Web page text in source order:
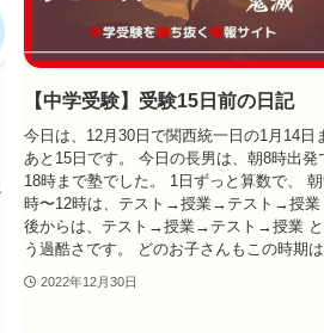
【中学受験】受験15日前の日記
今日は、12月30日で関西統一日の1月14日
あと15日です。 今日の長男は、朝8時出発
18時まで塾でした。 1日ずっと算数で、
時〜12時は、テスト→授業→テスト→授業
後からは、テスト→授業→テスト→授業
う過酷さです。 どのお子さんもこの時期は
2022年12月30日